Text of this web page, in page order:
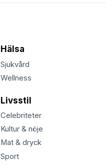
Hälsa
Sjukvård
Wellness
Livsstil
Celebriteter
Kultur & nöje
Mat & dryck
Sport